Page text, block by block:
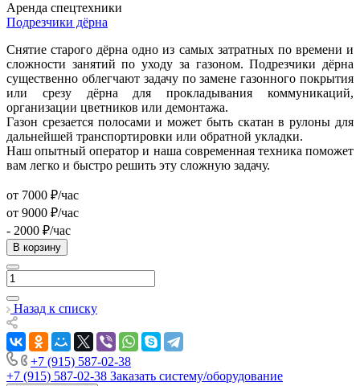
Аренда спецтехники
Подрезчики дёрна
Снятие старого дёрна одно из самых затратных по времени и
сложности занятий по уходу за газоном. Подрезчики дёрна
существенно облегчают задачу по замене газонного покрытия
или срезу дёрна для прокладывания коммуникаций,
организации цветников или демонтажа.
Газон срезается полосами и может быть скатан в рулоны для
дальнейшей транспортировки или обратной укладки.
Наш опытный оператор и наша современная техника поможет
вам легко и быстро решить эту сложную задачу.
от 7000 ₽/час
от 9000 ₽/час
- 2000 ₽/час
В корзину
Назад к списку
+7 (915) 587-02-38
+7 (915) 587-02-38 Заказать систему/оборудование